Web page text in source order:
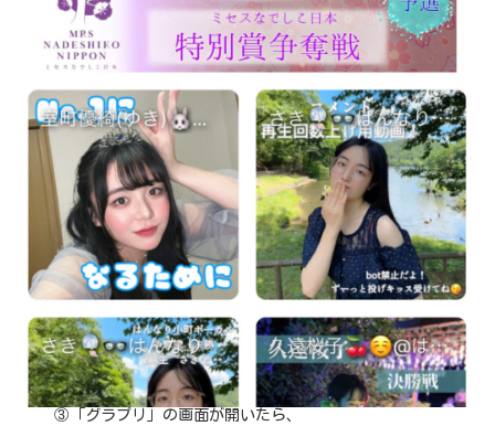
③「グラプリ」の画面が開いたら、